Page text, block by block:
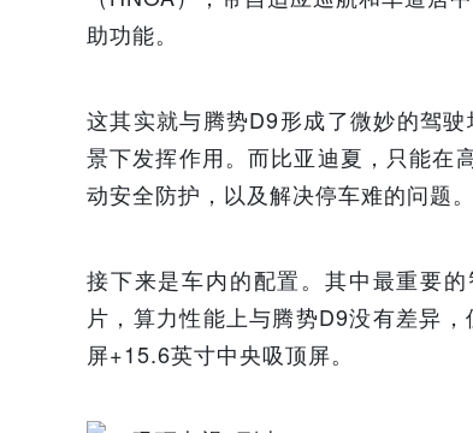
助功能。
这其实就与腾势D9形成了微妙的驾
景下发挥作用。而比亚迪夏，只能在
动安全防护，以及解决停车难的问题。
接下来是车内的配置。其中最重要
片，算力性能上与腾势D9没有差异
屏+15.6英寸中央吸顶屏。